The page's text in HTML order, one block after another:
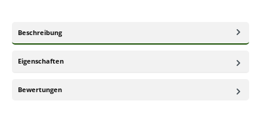
Beschreibung
Eigenschaften
Bewertungen